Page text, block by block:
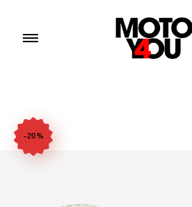
-20%